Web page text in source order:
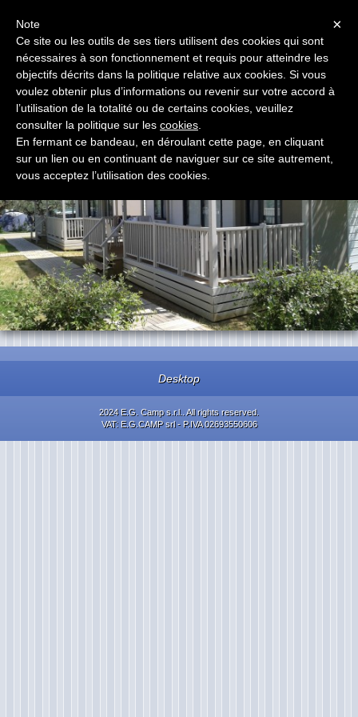
E.G. Camp s.r.l.
Terrasses pour Mobile Home
Desktop
2024 E.G. Camp s.r.l.. All rights reserved.
VAT: E.G.CAMP srl - P.IVA 02693550606
×
Note
Ce site ou les outils de ses tiers utilisent des cookies qui sont
nécessaires à son fonctionnement et requis pour atteindre les
objectifs décrits dans la politique relative aux cookies. Si vous
voulez obtenir plus d’informations ou revenir sur votre accord à
l’utilisation de la totalité ou de certains cookies, veuillez
consulter la politique sur les cookies
En fermant ce bandeau, en déroulant cette page, en cliquant
sur un lien ou en continuant de naviguer sur ce site autrement,
vous acceptez l’utilisation des cookies.